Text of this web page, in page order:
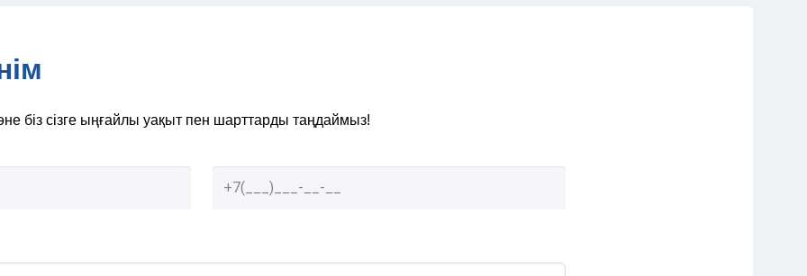
біз сізге ыңғайлы уақыт пен шарттарды таңдаймыз!